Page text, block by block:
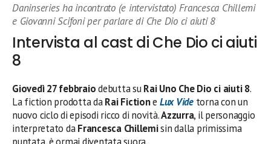
Daninseries ha incontrato (e intervistato) Francesca Chillemi
e Giovanni Scifoni per parlare di Che Dio ci aiuti 8
Intervista al cast di Che Dio ci aiuti
8
Giovedì 27 febbraiodebutta suRai Uno Che Dio ci aiuti 8.
La fiction prodotta daRai Fictione Lux Videtorna con un
nuovo ciclo di episodi ricco di novità.Azzurra, il personaggio
interpretato daFrancesca Chillemisin dalla primissima
puntata, è ormai diventata suora.